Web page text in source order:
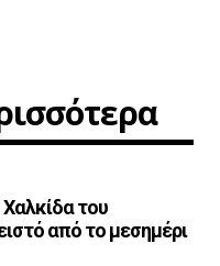
του
από το μεσημέρι